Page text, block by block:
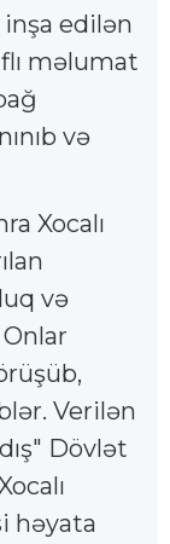
edilən
məlumat
və
Xocalı
və
Verilən
Dövlət
həyata